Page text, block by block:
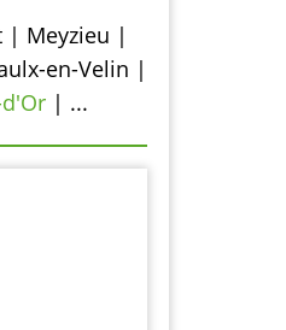
| Meyzieu |
en-Velin |
| ...